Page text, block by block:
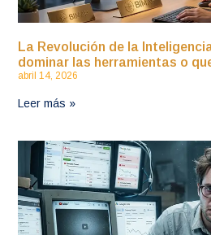
La Revolución de la
dominar las herramientas o
abril 14, 2026
Leer más »